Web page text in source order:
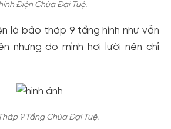
Điện Chùa Đại Tuệ.
là bảo tháp 9 tầng hình như vẫn
nhưng do mình hơi lười nên chỉ
9 Tầng Chùa Đại Tuệ.